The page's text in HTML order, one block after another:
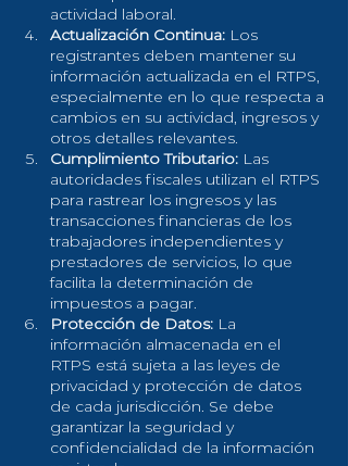
actividad laboral.
Actualización Continua: Los
registrantes deben mantener su
información actualizada en el RTPS,
especialmente en lo que respecta a
cambios en su actividad, ingresos y
otros detalles relevantes.
Cumplimiento Tributario: Las
autoridades fiscales utilizan el RTPS
para rastrear los ingresos y las
transacciones financieras de los
trabajadores independientes y
prestadores de servicios, lo que
facilita la determinación de
impuestos a pagar.
Protección de Datos: La
información almacenada en el
RTPS está sujeta a las leyes de
privacidad y protección de datos
de cada jurisdicción. Se debe
garantizar la seguridad y
confidencialidad de la información